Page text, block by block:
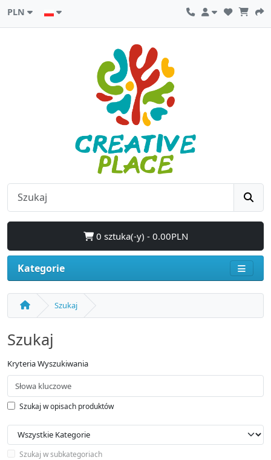
PLN
0 sztuka(-y) - 0.00PLN
Kategorie
Szukaj
Szukaj
Kryteria Wyszukiwania
Szukaj w opisach produktów
Szukaj w subkategoriach